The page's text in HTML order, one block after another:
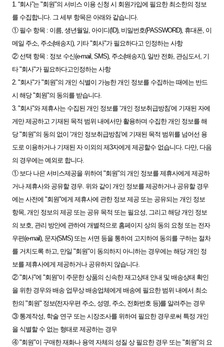
1. “회사”는 "회원"의 서비스 이용 신청 시 회원가입에 필요한 최소한의 정보
를 수집합니다. 그 세부 항목은 아래와 같습니다.
① 필수 항목 : 이름, 생년월일, 아이디(ID), 비밀번호(PASSWORD), 휴대폰, 이
메일 주소, 주소(배송지), 기타 "회사"가 필요하다고 인정하는 사항
② 선택 항목 : 정보 수신(e-mail, SMS), 주소(배송지), 일반 전화, 관심도서, 기
타 "회사"가 필요하다고인정하는 사항
2. "회사"가 "회원"의 개인 식별이 가능한 개인 정보를 수집하는 때에는 반드
시 해당 "회원"의 동의를 받습니다.
3. "회사"와 제휴사는 수집된 개인 정보를 ‘개인 정보취급방침’에 기재된 자에
게만 제공하고 기재된 목적 범위 내에서만 활용하며 수집한 개인 정보를 해
당 "회원"의 동의 없이 ‘개인 정보취급방침’에 기재된 목적 범위를 넘어선 용
도로 이용하거나 기재된 자 이외의 제3자에게 제공할수 없습니다. 다만, 다음
의 경우에는 예외로 합니다.
① 보다 나은 서비스제공을 위하여 "회원"의 개인 정보를 제휴사에게 제공하
거나 제휴사와 공유할 경우. 위와 같이 개인 정보를 제공하거나 공유할 경우
에는 사전에 "회원"에게 제휴사에 관한 정보 제공 또는 공유되는 개인 정보
항목, 개인 정보의 제공 또는 공유 목적 또는 필요성, 그리고 해당 개인 정보
의 보호, 관리 방안에 관하여 개별적으로 홈페이지 상의 동의 요청 또는 전자
우편(e-mail), 문자(SMS) 또는 서면 등을 통하여 고지하여 동의를 구하는 절차
를 거치도록 하고, 만일 "회원"이 동의하지 아니하는 경우에는 해당 개인 정
보를 제휴사에게 제공하거나 공유하지 않습니다.
② "회사"에 "회원“이 주문한 상품의 신속한 재고상태 안내 및 배송상태 확인
을 위한 경우와 배송 업무상 배송업체에게 배송에 필요한 범위 내에서 최소
한의 "회원" 정보(전자우편 주소, 성명, 주소, 전화번호 등)를 알려주는 경우
③ 통계작성, 학술 연구 또는 시장조사를 위하여 필요한 경우로써 특정 개인
을 식별할 수 없는 형태로 제공하는 경우
④ "회원"이 구매한 재화나 용역 자체의 성질 상 필요한 경우 또는 "회원"의 요